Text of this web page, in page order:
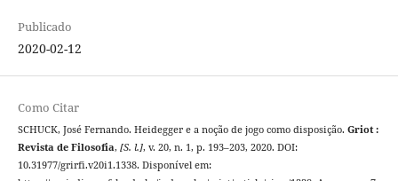
Publicado
2020-02-12
Como Citar
SCHUCK, José Fernando. Heidegger e a noção de jogo como disposição. Griot :
Revista de Filosofia, [S. l.], v. 20, n. 1, p. 193–203, 2020. DOI:
10.31977/grirfi.v20i1.1338. Disponível em: